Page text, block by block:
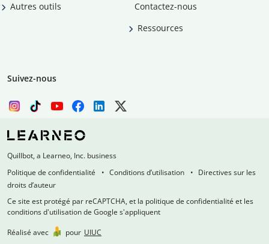
Autres outils
Contactez-nous
Ressources
Suivez-nous
Quillbot, a Learneo, Inc. business
Politique de confidentialité
Conditions d’utilisation
Directives sur les
droits d’auteur
Ce site est protégé par reCAPTCHA, et la politique de confidentialité et les
conditions d'utilisation de Google s'appliquent
Réalisé avec
pour UIUC